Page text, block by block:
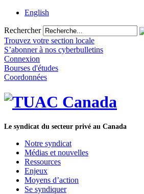
English
Rechercher
Trouvez votre section locale
S’abonner à nos cyberbulletins
Connexion
Bourses d'études
Coordonnées
Le syndicat du secteur privé au Canada
Notre syndicat
Médias et nouvelles
Ressources
Enjeux
Moyens d’action
Se syndiquer